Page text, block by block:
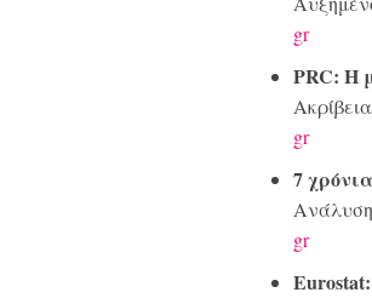
gr
PRC: Η
gr
7
Ανάλυση
gr